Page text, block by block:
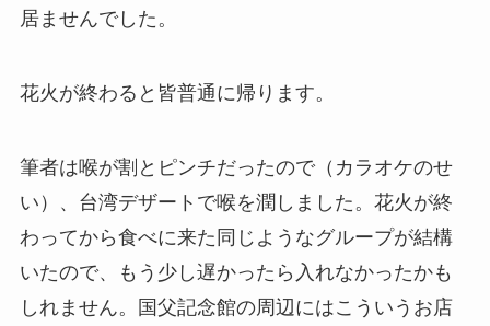
居ませんでした。
花火が終わると皆普通に帰ります。
筆者は喉が割とピンチだったので（カラオケのせ
い）、台湾デザートで喉を潤しました。花火が終
わってから食べに来た同じようなグループが結構
いたので、もう少し遅かったら入れなかったかも
しれません。国父記念館の周辺にはこういうお店